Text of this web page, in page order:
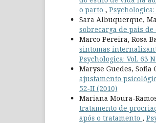
o parto , Psychologica:
Sara Albuquerque,
sobrecarga de pais
Marco Pereira, Rosa
sintomas
Psychologica: Vol. 63
Maryse Guedes,
ajustamento
52-II (2010)
Mariana Moura-
tratamento de
após o tratamento ,